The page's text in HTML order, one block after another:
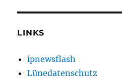
LINKS
ipnewsflash
Lünedatenschutz